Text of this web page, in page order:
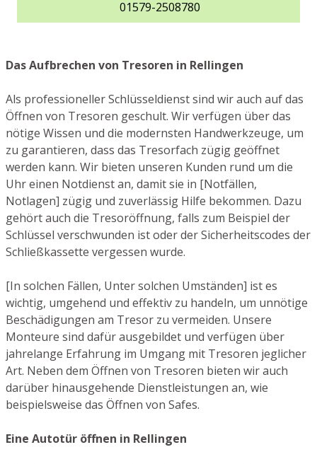
01579-2508780
Das Aufbrechen von Tresoren in Rellingen
Als professioneller Schlüsseldienst sind wir auch auf das
Öffnen von Tresoren geschult. Wir verfügen über das
nötige Wissen und die modernsten Handwerkzeuge, um
zu garantieren, dass das Tresorfach zügig geöffnet
werden kann. Wir bieten unseren Kunden rund um die
Uhr einen Notdienst an, damit sie in [Notfällen,
Notlagen] zügig und zuverlässig Hilfe bekommen. Dazu
gehört auch die Tresoröffnung, falls zum Beispiel der
Schlüssel verschwunden ist oder der Sicherheitscodes der
Schließkassette vergessen wurde.
[In solchen Fällen, Unter solchen Umständen] ist es
wichtig, umgehend und effektiv zu handeln, um unnötige
Beschädigungen am Tresor zu vermeiden. Unsere
Monteure sind dafür ausgebildet und verfügen über
jahrelange Erfahrung im Umgang mit Tresoren jeglicher
Art. Neben dem Öffnen von Tresoren bieten wir auch
darüber hinausgehende Dienstleistungen an, wie
beispielsweise das Öffnen von Safes.
Eine Autotür öffnen in Rellingen